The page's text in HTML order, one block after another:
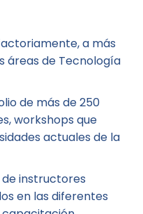
a más
áreas de Tecnología
de más de 250
workshops que
actuales de la
instructores
en las diferentes